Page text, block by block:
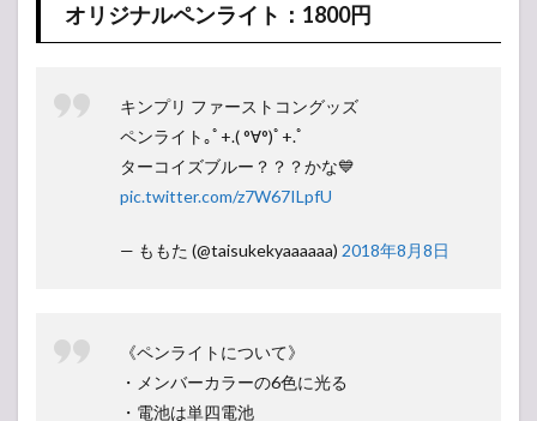
オリジナルペンライト：1800円
キンプリ ファーストコングッズ
ペンライト｡ﾟ+.( °∀°)ﾟ+.ﾟ
ターコイズブルー？？？かな💙
pic.twitter.com/z7W67ILpfU
— ももた (@taisukekyaaaaaa) 2018年8月8日
《ペンライトについて》
・メンバーカラーの6色に光る
・電池は単四電池